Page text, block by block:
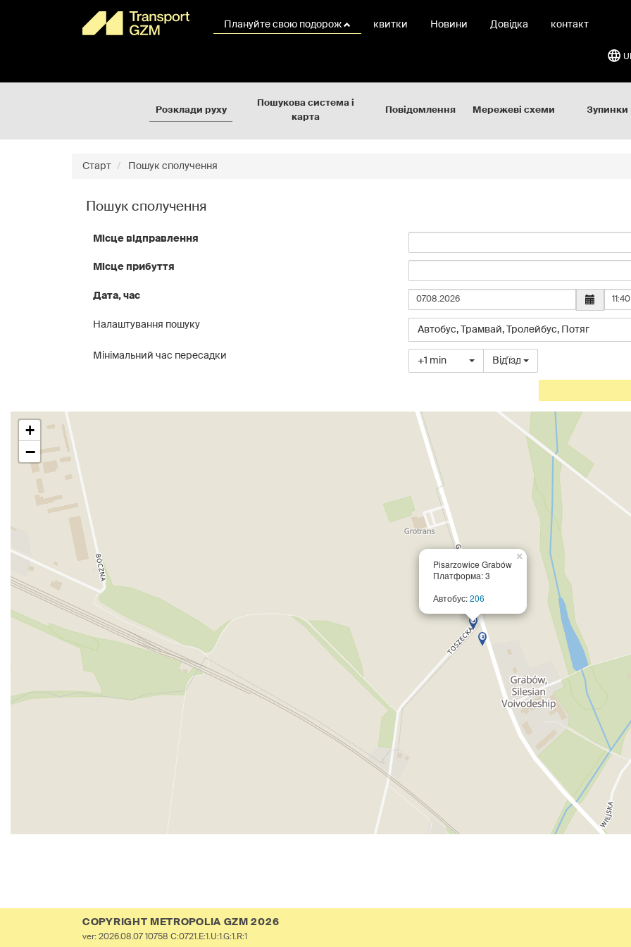
Плануйте свою подорож квитки Новини Довідка контакт
Розклади руху
Пошукова система і
карта
Повідомлення Мережеві схеми Зупинки
Старт Пошук сполучення
Пошук сполучення
Місце відправлення
Місце прибуття
Дата, час Час
Налаштування пошуку
Виберіть
транспортного
засобу
Автобус, Трамвай, Тролейбус, Потяг
Мінімальний час пересадки +1 min
Виберіть
відправлення
Від'їзд
Pisarzowice Grabów
Платформа: 3
Автобус:206
×
+
−
COPYRIGHT METROPOLIA GZM 2026
ver: 2026.08.07 10758 C:0721.E:1.U:1.G:1.R:1